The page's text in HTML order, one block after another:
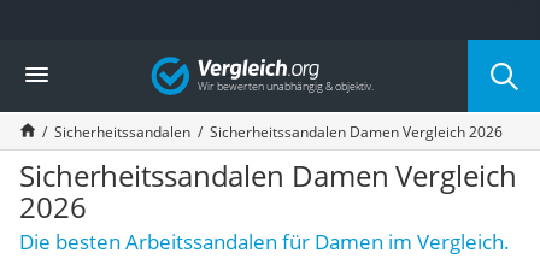
Die beliebtesten Vergleiche nach Kategorie
Baumarkt
Tresor feuerfest
Makita-Akku-Rasenmäher
Kappsäge
Smartes Türschloss
Akku-Rasentrimmer
Feuchtigkeitsmessgerät
Vergleich
Sicherheitssandalen Sicherheitssandalen Damen Vergleich 2026
Sicherheitssandalen Damen Vergleich
2026
Die besten Arbeitssandalen für Damen im Vergleich.